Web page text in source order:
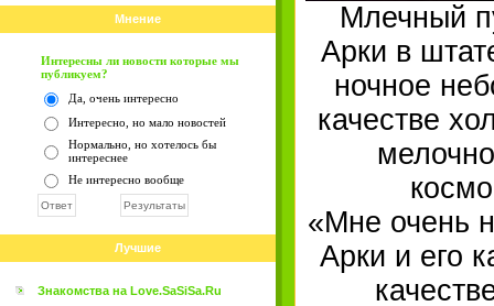
Мнение
Интересны ли новости которые мы
публикуем?
Да, очень интересно
Интересно, но мало новостей
Нормально, но хотелось бы
интереснее
Не интересно вообще
Лучшие
Знакомства на Love.SaSiSa.Ru
Млечный
Арки в
ночное
качестве
«Мне очень
Арки и его